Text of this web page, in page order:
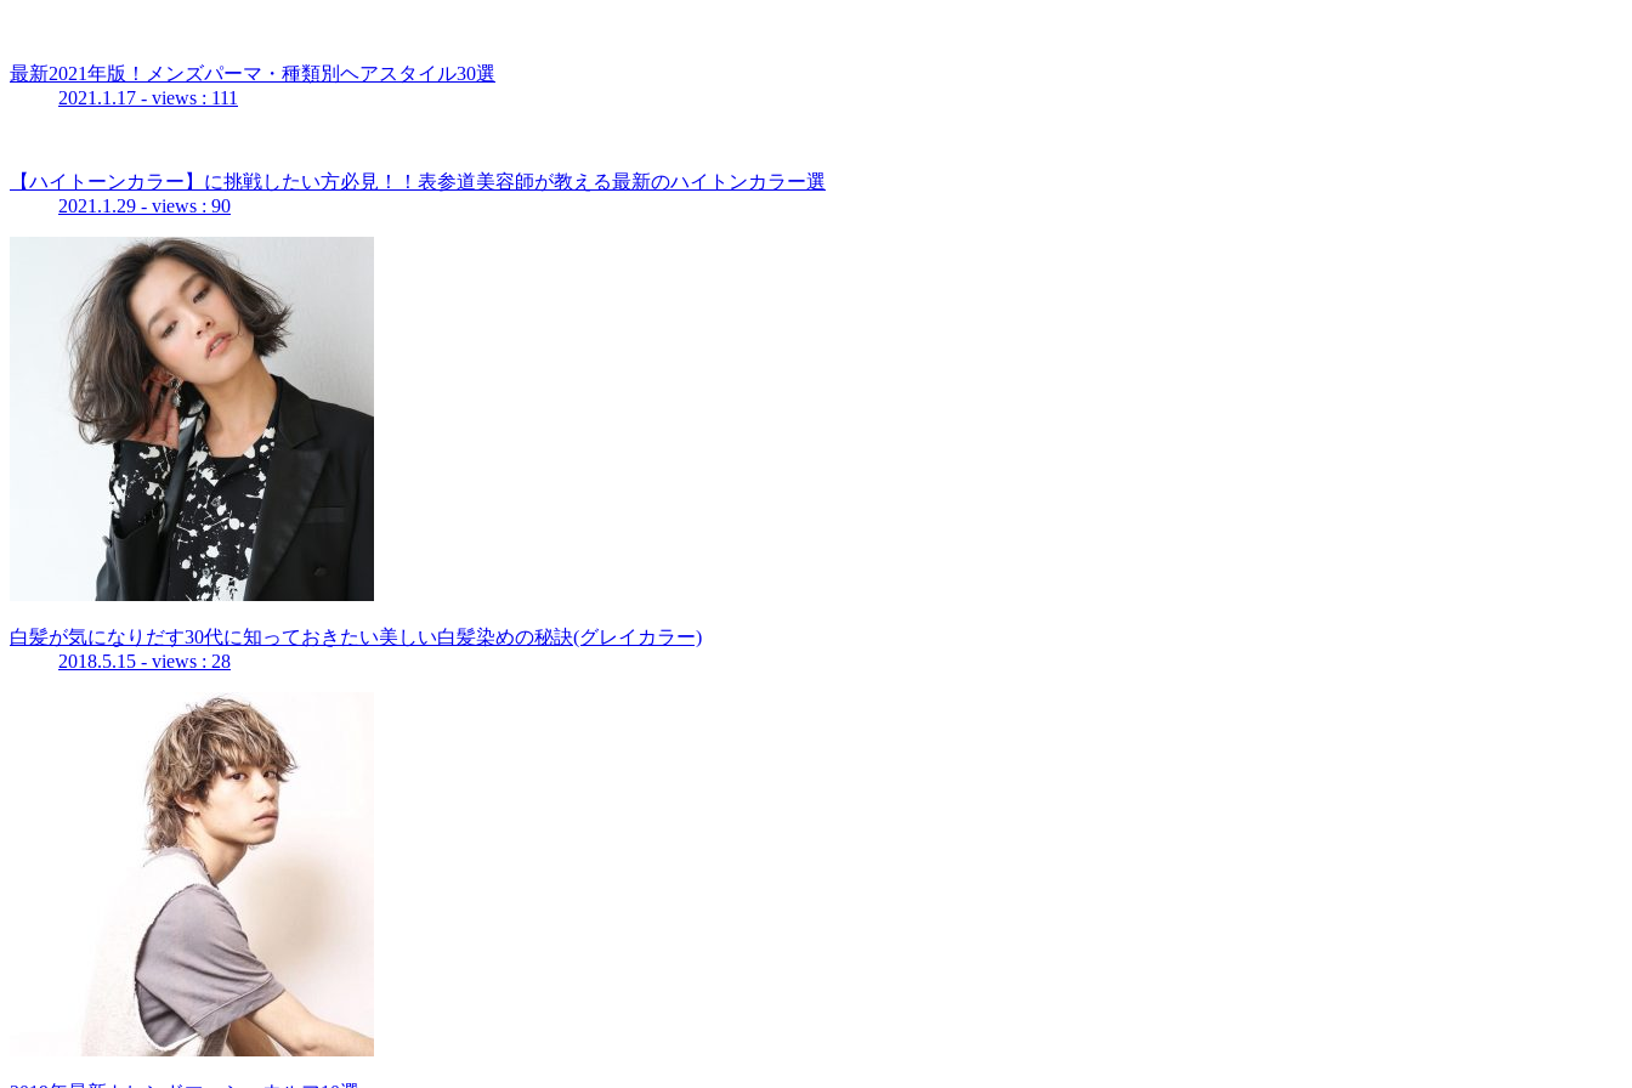
最新2021年版！メンズパーマ・種類別ヘアスタイル30選
2021.1.17 - views : 111
【ハイトーンカラー】に挑戦したい方必見！！表参道美容師が教える最新のハイトンカラー選
2021.1.29 - views : 90
白髪が気になりだす30代に知っておきたい美しい白髪染めの秘訣(グレイカラー)
2018.5.15 - views : 28